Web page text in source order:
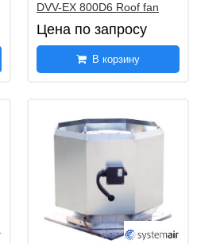
DVV-EX 800D6 Roof fan
Цена по запросу
В корзину